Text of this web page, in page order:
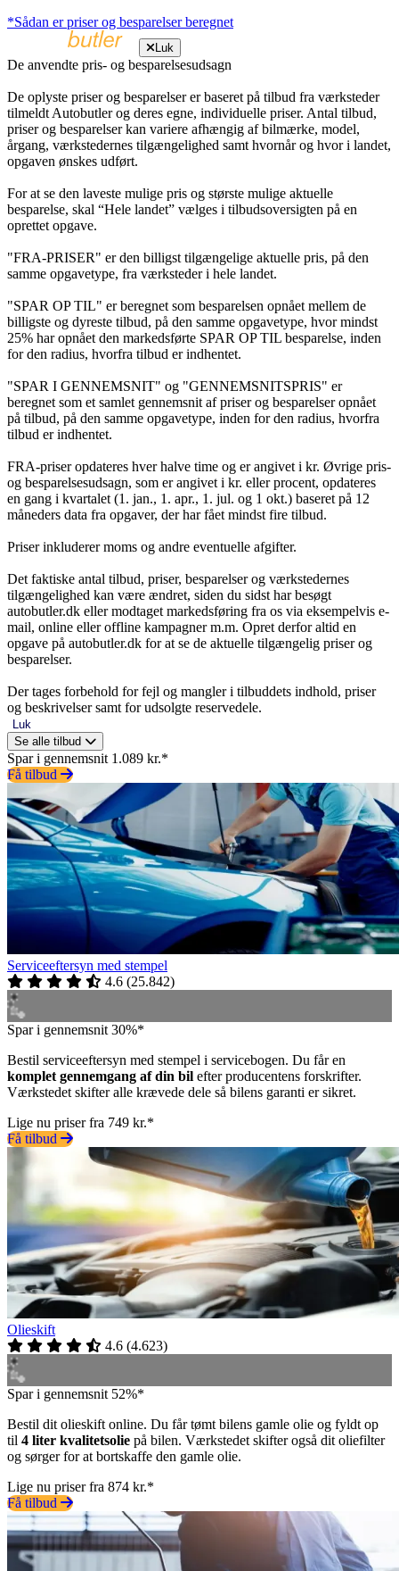
*Sådan er priser og besparelser beregnet
Luk
De anvendte pris- og besparelsesudsagn
De oplyste priser og besparelser er baseret på tilbud fra værksteder
tilmeldt Autobutler og deres egne, individuelle priser. Antal tilbud,
priser og besparelser kan variere afhængig af bilmærke, model,
årgang, værkstedernes tilgængelighed samt hvornår og hvor i landet,
opgaven ønskes udført.
For at se den laveste mulige pris og største mulige aktuelle
besparelse, skal “Hele landet” vælges i tilbudsoversigten på en
oprettet opgave.
"FRA-PRISER" er den billigst tilgængelige aktuelle pris, på den
samme opgavetype, fra værksteder i hele landet.
"SPAR OP TIL" er beregnet som besparelsen opnået mellem de
billigste og dyreste tilbud, på den samme opgavetype, hvor mindst
25% har opnået den markedsførte SPAR OP TIL besparelse, inden
for den radius, hvorfra tilbud er indhentet.
"SPAR I GENNEMSNIT" og "GENNEMSNITSPRIS" er
beregnet som et samlet gennemsnit af priser og besparelser opnået
på tilbud, på den samme opgavetype, inden for den radius, hvorfra
tilbud er indhentet.
FRA-priser opdateres hver halve time og er angivet i kr. Øvrige pris-
og besparelsesudsagn, som er angivet i kr. eller procent, opdateres
en gang i kvartalet (1. jan., 1. apr., 1. jul. og 1 okt.) baseret på 12
måneders data fra opgaver, der har fået mindst fire tilbud.
Priser inkluderer moms og andre eventuelle afgifter.
Det faktiske antal tilbud, priser, besparelser og værkstedernes
tilgængelighed kan være ændret, siden du sidst har besøgt
autobutler.dk eller modtaget markedsføring fra os via eksempelvis e-
mail, online eller offline kampagner m.m. Opret derfor altid en
opgave på autobutler.dk for at se de aktuelle tilgængelig priser og
besparelser.
Der tages forbehold for fejl og mangler i tilbuddets indhold, priser
og beskrivelser samt for udsolgte reservedele.
Luk
Se alle tilbud
Spar i gennemsnit 1.089 kr.*
Få tilbud
Serviceeftersyn med stempel
4.6 (25.842)
Spar i gennemsnit 30%*
Bestil serviceeftersyn med stempel i servicebogen. Du får en
komplet gennemgang af din bil efter producentens forskrifter.
Værkstedet skifter alle krævede dele så bilens garanti er sikret.
Lige nu priser fra 749 kr.*
Få tilbud
Olieskift
4.6 (4.623)
Spar i gennemsnit 52%*
Bestil dit olieskift online. Du får tømt bilens gamle olie og fyldt op
til 4 liter kvalitetsolie på bilen. Værkstedet skifter også dit oliefilter
og sørger for at bortskaffe den gamle olie.
Lige nu priser fra 874 kr.*
Få tilbud